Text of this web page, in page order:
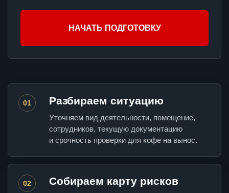
НАЧАТЬ ПОДГОТОВКУ
01 Разбираем ситуацию
Уточняем вид деятельности, помещение,
сотрудников, текущую документацию
и срочность проверки для кофе на вынос.
02 Собираем карту рисков